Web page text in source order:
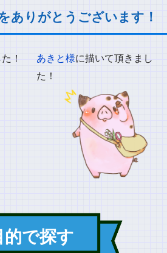
ありがとうございます！
！ あきと様に描いて頂きまし
た！
的で探す